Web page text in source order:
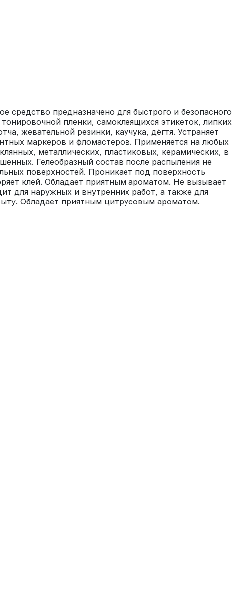
средство предназначено для быстрого и безопасного
тонировочной пленки, самоклеящихся этикеток, липких
жевательной резинки, каучука, дёгтя. Устраняет
маркеров и фломастеров. Применяется на любых
металлических, пластиковых, керамических, в
Гелеобразный состав после распыления не
поверхностей. Проникает под поверхность
клей. Обладает приятным ароматом. Не вызывает
для наружных и внутренних работ, а также для
Обладает приятным цитрусовым ароматом.